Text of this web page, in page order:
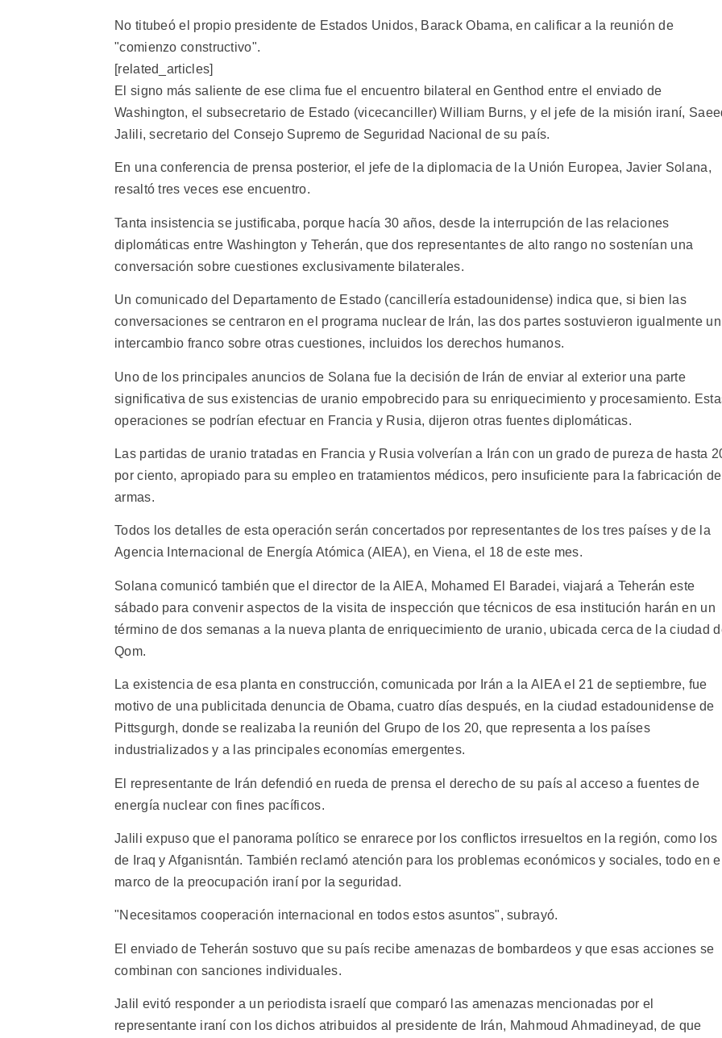
No titubeó el propio presidente de Estados Unidos, Barack Obama, en calificar a la reunión de
"comienzo constructivo".
[related_articles]
El signo más saliente de ese clima fue el encuentro bilateral en Genthod entre el enviado de
Washington, el subsecretario de Estado (vicecanciller) William Burns, y el jefe de la misión iraní,
Jalili, secretario del Consejo Supremo de Seguridad Nacional de su país.
En una conferencia de prensa posterior, el jefe de la diplomacia de la Unión Europea, Javier Solana,
resaltó tres veces ese encuentro.
Tanta insistencia se justificaba, porque hacía 30 años, desde la interrupción de las relaciones
diplomáticas entre Washington y Teherán, que dos representantes de alto rango no sostenían una
conversación sobre cuestiones exclusivamente bilaterales.
Un comunicado del Departamento de Estado (cancillería estadounidense) indica que, si bien las
conversaciones se centraron en el programa nuclear de Irán, las dos partes sostuvieron igualmente un
intercambio franco sobre otras cuestiones, incluidos los derechos humanos.
Uno de los principales anuncios de Solana fue la decisión de Irán de enviar al exterior una parte
significativa de sus existencias de uranio empobrecido para su enriquecimiento y procesamiento.
operaciones se podrían efectuar en Francia y Rusia, dijeron otras fuentes diplomáticas.
Las partidas de uranio tratadas en Francia y Rusia volverían a Irán con un grado de pureza de hasta
por ciento, apropiado para su empleo en tratamientos médicos, pero insuficiente para la fabricación de
armas.
Todos los detalles de esta operación serán concertados por representantes de los tres países y de la
Agencia Internacional de Energía Atómica (AIEA), en Viena, el 18 de este mes.
Solana comunicó también que el director de la AIEA, Mohamed El Baradei, viajará a Teherán este
sábado para convenir aspectos de la visita de inspección que técnicos de esa institución harán en un
término de dos semanas a la nueva planta de enriquecimiento de uranio, ubicada cerca de la ciudad
Qom.
La existencia de esa planta en construcción, comunicada por Irán a la AIEA el 21 de septiembre, fue
motivo de una publicitada denuncia de Obama, cuatro días después, en la ciudad estadounidense de
Pittsgurgh, donde se realizaba la reunión del Grupo de los 20, que representa a los países
industrializados y a las principales economías emergentes.
El representante de Irán defendió en rueda de prensa el derecho de su país al acceso a fuentes de
energía nuclear con fines pacíficos.
Jalili expuso que el panorama político se enrarece por los conflictos irresueltos en la región, como los
de Iraq y Afganisntán. También reclamó atención para los problemas económicos y sociales, todo en
marco de la preocupación iraní por la seguridad.
"Necesitamos cooperación internacional en todos estos asuntos", subrayó.
El enviado de Teherán sostuvo que su país recibe amenazas de bombardeos y que esas acciones se
combinan con sanciones individuales.
Jalil evitó responder a un periodista israelí que comparó las amenazas mencionadas por el
representante iraní con los dichos atribuidos al presidente de Irán, Mahmoud Ahmadineyad, de que